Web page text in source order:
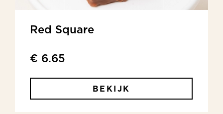
Red Square
€ 6.65
BEKIJK